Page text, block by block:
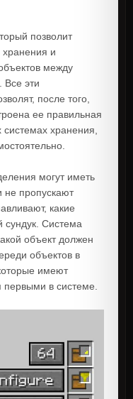
позволит
хранения и
между
Все эти
после того,
ее правильная
хранения,
могут иметь
не пропускают
какие
сундук. Система
объект должен
объектов в
имеют
первыми в системе.